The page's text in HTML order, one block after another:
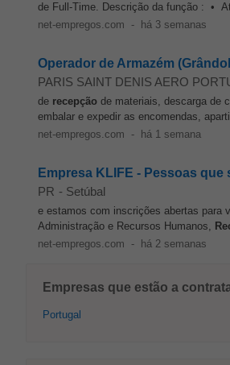
de Full-Time. Descrição da função : •
net-empregos.com - há 3 semanas
Operador de Armazém
PARIS SAINT DENIS AERO
de recepção de materiais, descarga de
embalar e expedir as encomendas,
net-empregos.com - há 1 semana
Empresa KLIFE - Pessoas
PR - Setúbal
e estamos com inscrições abertas para
Administração e Recursos Humanos,
net-empregos.com - há 2 semanas
Empresas que estão a
Portugal